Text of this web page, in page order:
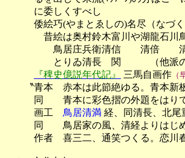
に委しくすべし
倭絵巧(やまとゑしの)名尽（なづく
昔絵は奥村鈴木富川や湖龍石川鳥居
鳥居庄兵衛清信　　清倍　
とりゐ清長　関　　　（他派の
『稗史億説年代記』
三馬自画作
〝青本　赤本は此節絶ゆる。青本新
同　　青本に彩色摺の外題をはりて
画工 鳥居清満 経、同清長、北尾
同　　鳥居家の風、清経よりはじめ
作者　喜三二、通笑つくる。恋川春